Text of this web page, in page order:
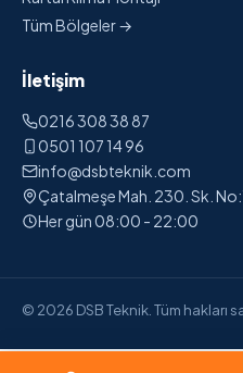
Tüm Bölgeler →
İletişim
0216 308 38 87
0501 107 14 96
info@dsbteknik.com
Çatalmeşe Mah. 230. Sk.
Her gün 08:00 - 22:00
© 2026 DSB Teknik. Tüm hakları